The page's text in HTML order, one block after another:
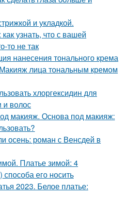
и укладкой.
узнать, что с вашей
то не так
нанесения тонального крема
лица тональным кремом
хлоргексидин для
и волос
макияж. Основа под макияж:
осень: роман с Венсдей в
Платье зимой: 4
его носить
2023. Белое платье: